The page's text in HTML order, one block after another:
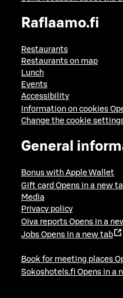
Raflaamo.fi
Restaurants
Restaurants on map
Lunch
Events
Accessibility
Information on cookies
Change the cookie
General
Bonus with Apple Wallet
Gift card Opens in a new
Media
Privacy policy
Oiva reports Opens in a
Jobs Opens in a new tab
Book for meeting places
Sokoshotels.fi Opens in a